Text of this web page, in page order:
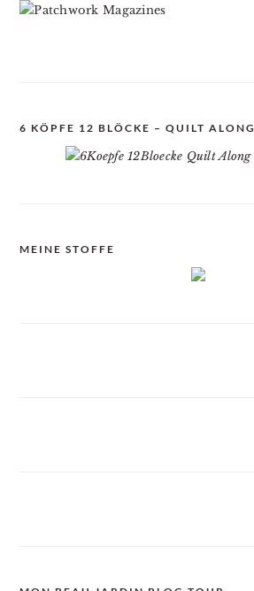
6 KÖPFE 12 BLÖCKE – QUILT ALONG
MEINE STOFFE